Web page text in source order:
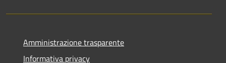
Amministrazione trasparente
Informativa privacy